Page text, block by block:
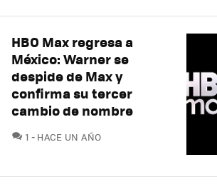
HBO Max regresa a
México: Warner se
despide de Max y
confirma su tercer
cambio de nombre
1 COMENTARIOS
HACE UN AÑO